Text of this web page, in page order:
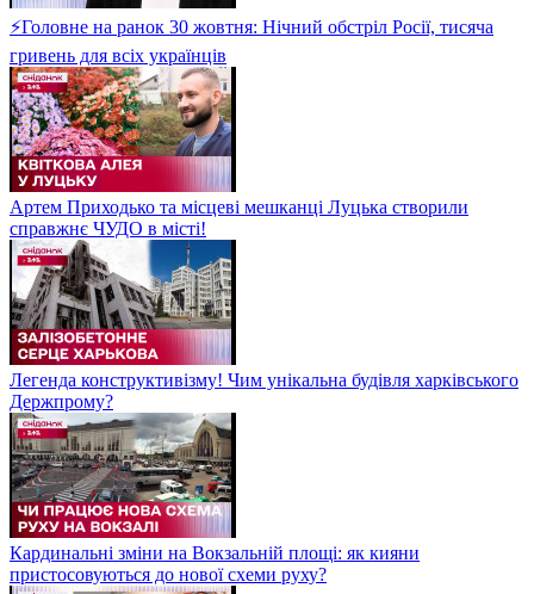
⚡Головне на ранок 30 жовтня: Нічний обстріл Росії, тисяча
гривень для всіх українців
Артем Приходько та місцеві мешканці Луцька створили
справжнє ЧУДО в місті!
Легенда конструктивізму! Чим унікальна будівля харківського
Держпрому?
Кардинальні зміни на Вокзальній площі: як кияни
пристосовуються до нової схеми руху?